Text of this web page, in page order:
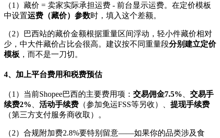
（1）藏价 = 卖家实际承担运费 - 前台显示运费。在定价模板
中设置运费（藏价）参数时，填入这个差额。
（2）巴西站的藏价金额根据重量区间浮动，轻小件藏价相对
少，中大件藏价占比会很高。建议按不同重量段分别建立定价
模板 ，而不是一刀切。
4、加上平台费用和税费预估
（1）当前Shopee巴西的主要费用项： 交易佣金7.5%
交易手
续费2%
活动手续费 （参加免运FSS等另收）、 提现手续费
（第三方支付服务商收取）。
（2）合规附加费2.8%要特别留意——如果你的品类涉及食